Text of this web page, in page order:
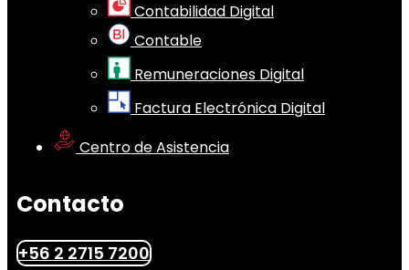
Contabilidad Digital
Contable
Remuneraciones Digital
Factura Electrónica Digital
Centro de Asistencia
Contacto
+56 2 2715 7200